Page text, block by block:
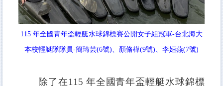
115 年全國青年盃輕艇水球錦標賽公開女子組冠軍-台北海大
本校輕艇隊隊員-簡琦芸(6號)、顏脩樺(9號)、李姮燕(7號)
除了在115 年全國青年盃輕艇水球錦標